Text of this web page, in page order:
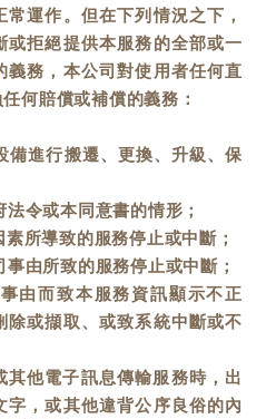
運作。但在下列情況之下，
拒絕提供本服務的全部或一
務，本公司對使用者任何直
何賠償或補償的義務：
備進行搬遷、更換、升級、保
令或本同意書的情形；
所導致的服務停止或中斷；
由所致的服務停止或中斷；
由而致本服務資訊顯示不正
或擷取、或致系統中斷或不
他電子訊息傳輸服務時，出
，或其他違背公序良俗的內